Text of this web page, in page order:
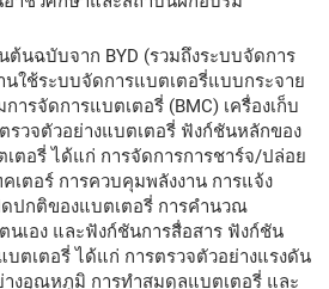
ต้นฉบับจาก BYD (รวมถึงระบบจัดการ
นใช้ระบบจัดการแบตเตอรี่แบบกระจาย
รจัดการแบตเตอรี่ (BMC) เครื่องเก็บ
รวจตัวอย่างแบตเตอรี่ ฟังก์ชันหลักของ
ตอรี่ ได้แก่ การจัดการการชาร์จ/ปล่อย
ตอร์ การควบคุมพลังงาน การแจ้ง
ปกติของแบตเตอรี่ การคำนวณ
นเอง และฟังก์ชันการสื่อสาร ฟังก์ชัน
บตเตอรี่ ได้แก่ การตรวจตัวอย่างแรงดัน
างอุณหภูมิ การทำสมดุลแบตเตอรี่ และ